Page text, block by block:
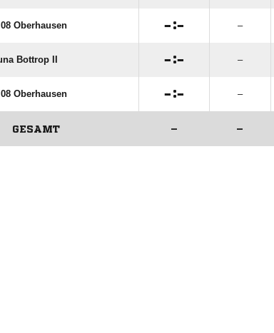
Oberhausen : –
Bottrop II : –
Oberhausen : –
GESAMT – –